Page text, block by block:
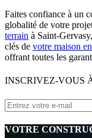
Faites confiance à un
globalité de votre
terrain à Saint-
clés de votre maison
offrant toutes les
INSCRIVEZ-VOUS
VOTRE